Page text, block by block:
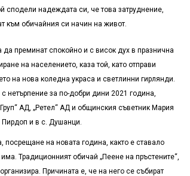
сподели надеждата си, че това затруднение,
към обичайния си начин на живот.
преминат спокойно и с висок дух в празнична
на населението, каза той, като отправи
на нова коледна украса и светлинни гирлянди.
нетърпение за по-добри дини 2021 година,
АД, „Ретел“ АД и общинския съветник Мария
Пирдоп и в с. Душанци.
посрещане на новата година, както е ставало
Традиционният обичай „Пеене на пръстените“,
Причината е, че на него се събират